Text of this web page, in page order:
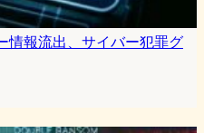
報流出、サイバー犯罪グ